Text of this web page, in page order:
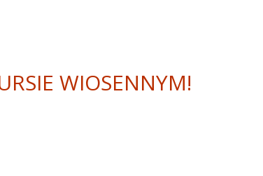
WIOSENNYM!